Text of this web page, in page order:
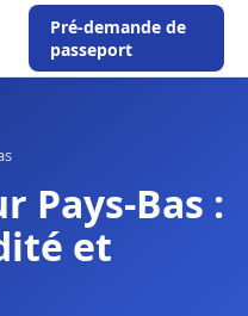
Pré-demande de
passeport
Pays-Bas :
et